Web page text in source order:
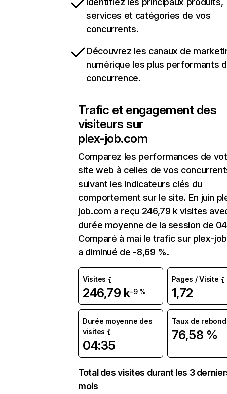
services et catégories de vos
concurrents.
Découvrez les canaux de
numérique les plus performants
concurrence.
Trafic et engagement des
visiteurs sur
plex-job.com
Comparez les performances de
site web à celles de vos
suivant les indicateurs clés du
comportement sur le site. En juin
job.com a reçu 246,79 k visites
durée moyenne de la session de
Comparé à mai le trafic sur plex-
a diminué de -8,69 %.
Visites
246,79 k-9 %
Pages / Visite
1,72
Durée moyenne des
visites
04:35
Taux de rebond
76,58 %
Total des visites durant les 3
mois